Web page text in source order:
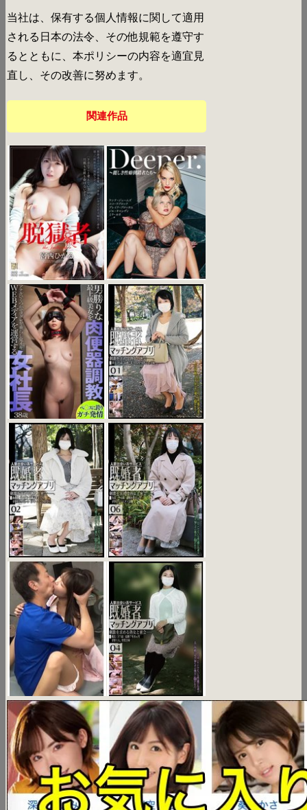
当社は、保有する個人情報に関して適用
される日本の法令、その他規範を遵守す
るとともに、本ポリシーの内容を適宜見
直し、その改善に努めます。
関連作品